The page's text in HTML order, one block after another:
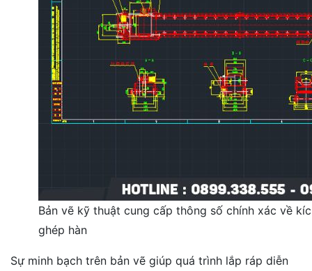
Bản vẽ kỹ thuật cung cấp thông số chính xác về
ghép hàn
Sự minh bạch trên bản vẽ giúp quá trình lắp ráp diễn